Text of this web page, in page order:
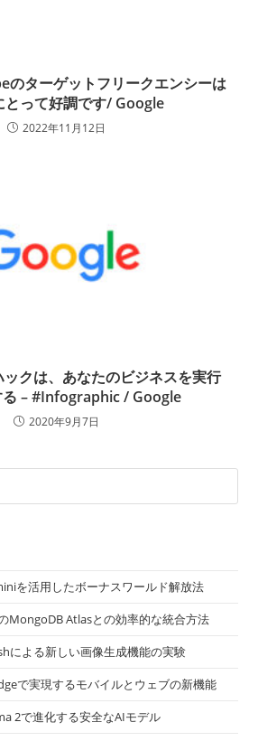
のターゲットフリークエンシーは
とって好調です/ Google
2022年11月12日
クは、あなたのビジネスを実行
る – #Infographic / Google
2020年9月7日
を活用したボーナスワールド解放法
MongoDB Atlasとの効率的な統合方法
による新しい画像生成機能の実験
で実現するモバイルとウェブの新機能
2で進化する安全なAIモデル